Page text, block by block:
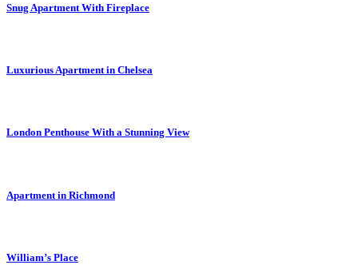
Snug Apartment With Fireplace
Luxurious Apartment in Chelsea
London Penthouse With a Stunning View
Apartment in Richmond
William’s Place